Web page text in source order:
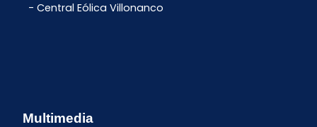
Central Eólica Villonanco
Multimedia